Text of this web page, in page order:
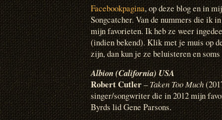
Facebookpagina, op deze blog en in
Songcatcher. Van de nummers die ik
mijn favorieten. Ik heb ze weer
(indien bekend). Klik met je muis op
zijn, dan kun je ze beluisteren en
Albion (California) USA
Robert Cutler–Taken Too Much
singer/songwriter die in 2012 mijn
Byrds lid Gene Parsons.